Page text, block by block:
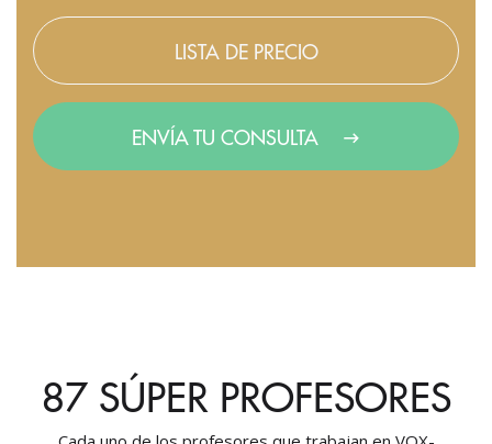
LISTA DE PRECIO
ENVÍA TU CONSULTA
87 SÚPER PROFESORES